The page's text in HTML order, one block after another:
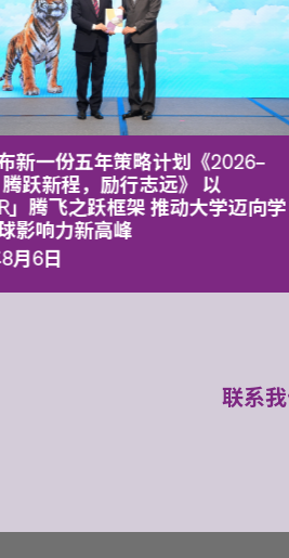
新一份五年策略计划《2026‒
跃新程，励行志远》 以
」腾飞之跃框架 推动大学迈向学
影响力新高峰
月6日
联系